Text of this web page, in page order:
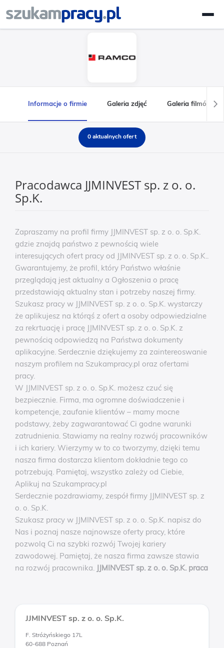
Informacje o firmie Galeria zdjęć Galeria filmów
0 aktualnych ofert
Pracodawca JJMINVEST sp. z o. o.
Sp.K.
Zapraszamy na profil firmy JJMINVEST sp. z o. o. Sp.K.
gdzie znajdą państwo z pewnością wiele
interesujących ofert pracy od JJMINVEST sp. z o. o. Sp.K..
Gwarantujemy, że profil, który Państwo właśnie
przeglądają jest aktualny a Ogłoszenia o pracę
przedstawiają aktualny stan i potrzeby naszej firmy.
Szukasz pracy w JJMINVEST sp. z o. o. Sp.K. wystarczy
że aplikujesz na którąś z ofert a osoby odpowiedzialne
za rekrtuację i pracę JJMINVEST sp. z o. o. Sp.K. z
pewnością odpowiedzą na Państwa dokumenty
aplikacyjne. Serdecznie dziękujemy za zaintereoswanie
naszym profilem na Szukampracy.pl oraz ofertami
pracy.
W JJMINVEST sp. z o. o. Sp.K. możesz czuć się
bezpiecznie. Firma, ma ogromne doświadczenie i
kompetencje, zaufanie klientów – mamy mocne
podstawy, żeby zagwarantować Ci godne warunki
zatrudnienia. Stawiamy na realny rozwój pracowników
i ich kariery. Wierzymy w to co tworzymy, dzięki temu
nasza firma dostarcza klientom dokładnie tego co
potrzebują. Pamiętaj, wszystko zależy od Ciebie,
Aplikuj na Szukampracy.pl
Serdecznie pozdrawiamy, zespół firmy JJMINVEST sp. z
o. o. Sp.K.
Szukasz pracy w JJMINVEST sp. z o. o. Sp.K. napisz do
Nas i poznaj nasze najnowsze oferty pracy, które
pozwolą Ci na szybki rozwój Twojej kariery
zawodowej. Pamiętaj, że nasza firma zawsze stawia
na rozwój pracownika. JJMINVEST sp. z o. o. Sp.K. praca
JJMINVEST sp. z o. o. Sp.K.
F. Stróżyńskiego 17L
60-688 Poznań